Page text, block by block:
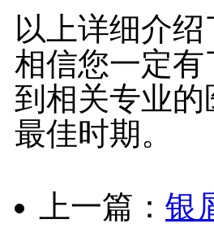
以上详细介
相信您一定
到相关专业
最佳时期。
上一篇： 银